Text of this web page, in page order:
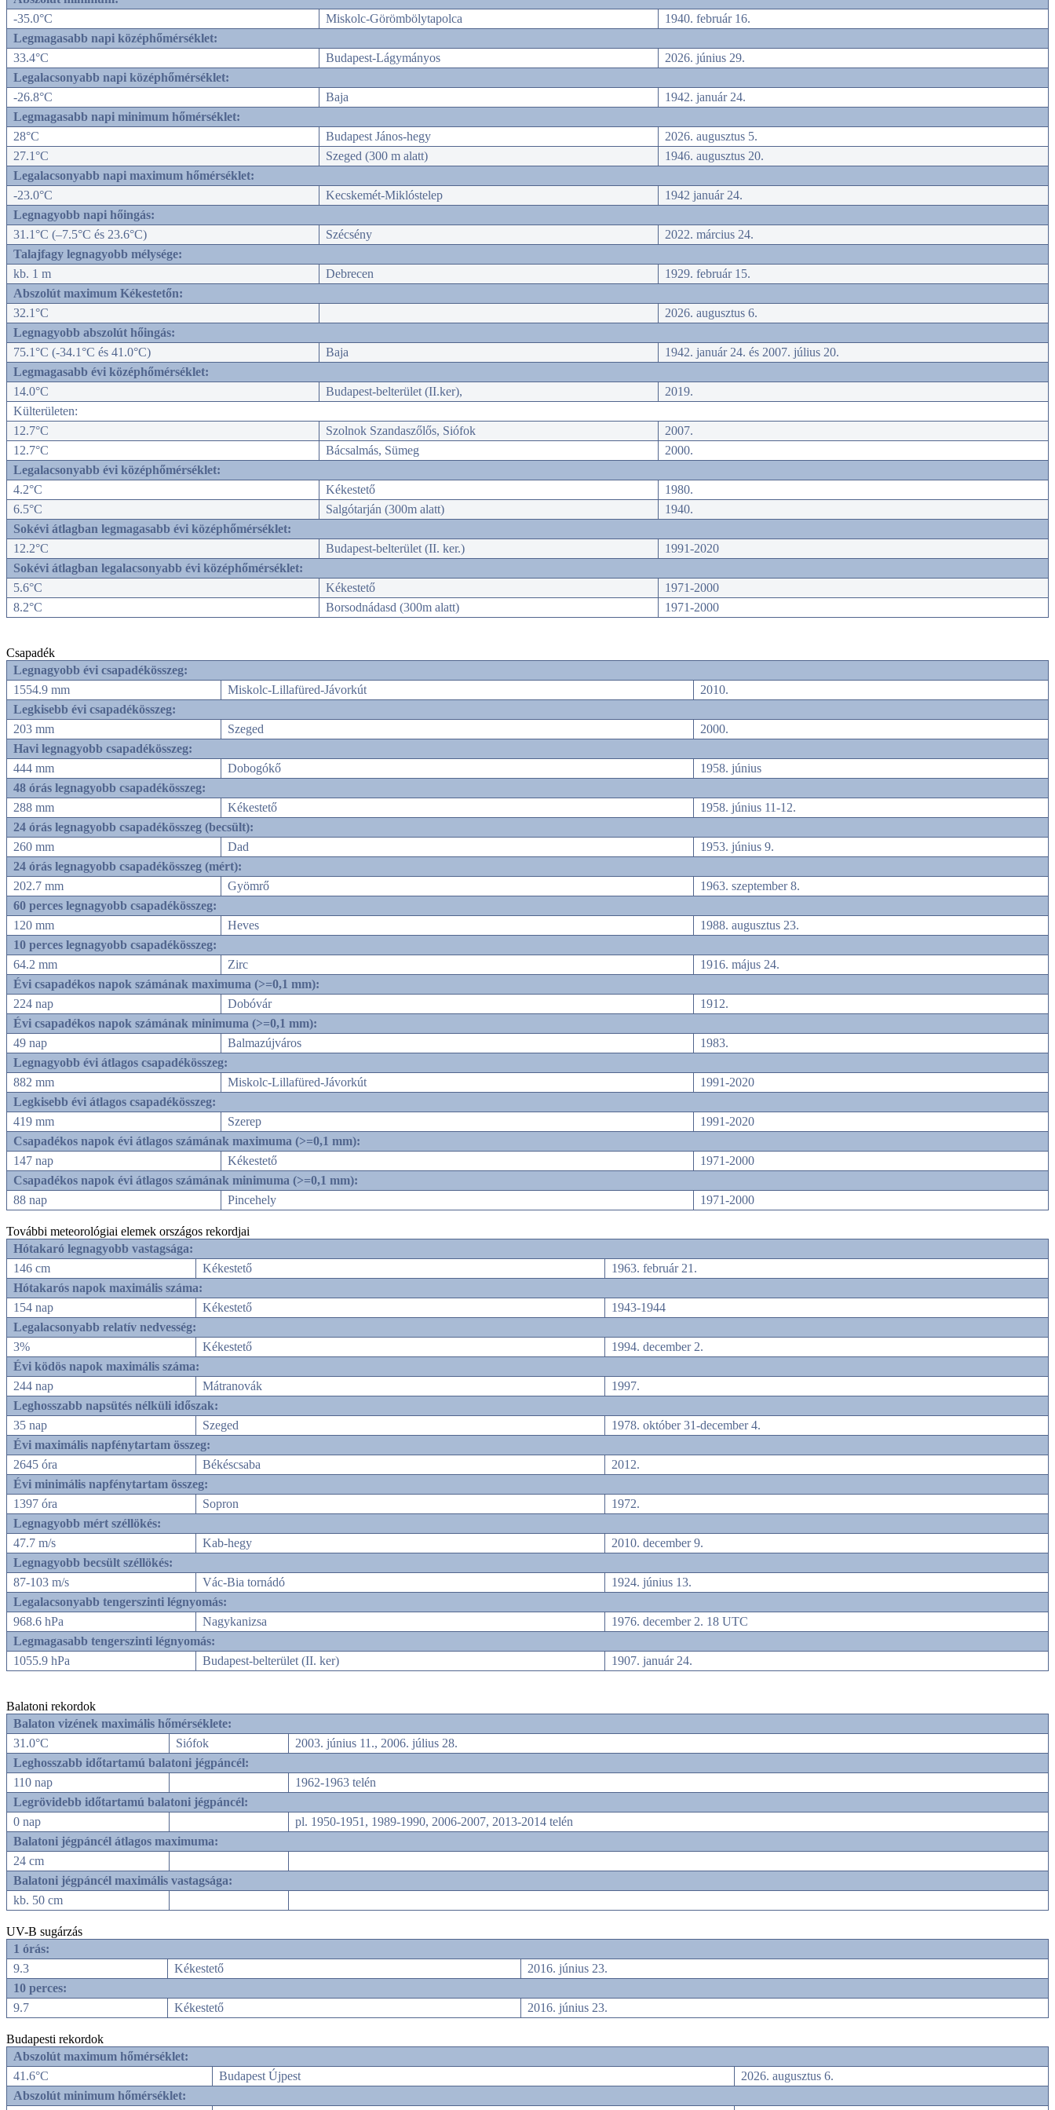
-35.0°C
Miskolc-Görömbölytapolca
1940. február 16.
Legmagasabb napi középhőmérséklet:
33.4°C
Budapest-Lágymányos
2026. június 29.
Legalacsonyabb napi középhőmérséklet:
-26.8°C
Baja
1942. január 24.
Legmagasabb napi minimum hőmérséklet:
28°C
Budapest János-hegy
2026. augusztus 5.
27.1°C
Szeged (300 m alatt)
1946. augusztus 20.
Legalacsonyabb napi maximum hőmérséklet:
-23.0°C
Kecskemét-Miklóstelep
1942 január 24.
Legnagyobb napi hőingás:
31.1°C (–7.5°C és 23.6°C) Szécsény
2022. március 24.
Talajfagy legnagyobb mélysége:
kb. 1 m
Debrecen
1929. február 15.
Abszolút maximum Kékestetőn:
32.1°C
2026. augusztus 6.
Legnagyobb abszolút hőingás:
75.1°C (-34.1°C és 41.0°C)
Baja
1942. január 24. és 2007. július 20.
Legmagasabb évi középhőmérséklet:
14.0°C
Budapest-belterület (II.ker),
2019.
Külterületen:
12.7°C
Szolnok Szandaszőlős, Siófok
2007.
12.7°C
Bácsalmás, Sümeg
2000.
Legalacsonyabb évi középhőmérséklet:
4.2°C
Kékestető
1980.
6.5°C
Salgótarján (300m alatt)
1940.
Sokévi átlagban legmagasabb évi középhőmérséklet:
12.2°C
Budapest-belterület (II. ker.)
1991-2020
Sokévi átlagban legalacsonyabb évi középhőmérséklet:
5.6°C
Kékestető
1971-2000
8.2°C
Borsodnádasd (300m alatt) 1971-2000
Csapadék
Legnagyobb évi csapadékösszeg:
1554.9 mm
Miskolc-Lillafüred-Jávorkút
2010.
Legkisebb évi csapadékösszeg:
203 mm
Szeged
2000.
Havi legnagyobb csapadékösszeg:
444 mm
Dobogókő
1958. június
48 órás legnagyobb csapadékösszeg:
288 mm
Kékestető
1958. június 11-12.
24 órás legnagyobb csapadékösszeg (becsült):
260 mm
Dad
1953. június 9.
24 órás legnagyobb csapadékösszeg (mért):
202.7 mm
Gyömrő
1963. szeptember 8.
60 perces legnagyobb csapadékösszeg:
120 mm
Heves
1988. augusztus 23.
10 perces legnagyobb csapadékösszeg:
64.2 mm
Zirc
1916. május 24.
Évi csapadékos napok számának maximuma (>=0,1 mm):
224 nap
Dobóvár
1912.
Évi csapadékos napok számának minimuma (>=0,1 mm):
49 nap
Balmazújváros
1983.
Legnagyobb évi átlagos csapadékösszeg:
882 mm
Miskolc-Lillafüred-Jávorkút
1991-2020
Legkisebb évi átlagos csapadékösszeg:
419 mm
Szerep
1991-2020
Csapadékos napok évi átlagos számának maximuma (>=0,1 mm):
147 nap
Kékestető
1971-2000
Csapadékos napok évi átlagos számának minimuma (>=0,1 mm):
88 nap
Pincehely 1971-2000
További meteorológiai elemek országos rekordjai
Hótakaró legnagyobb vastagsága:
146 cm
Kékestető
1963. február 21.
Hótakarós napok maximális száma:
154 nap
Kékestető
1943-1944
Legalacsonyabb relatív nedvesség:
3%
Kékestető
1994. december 2.
Évi ködös napok maximális száma:
244 nap
Mátranovák
1997.
Leghosszabb napsütés nélküli időszak:
35 nap
Szeged
1978. október 31-december 4.
Évi maximális napfénytartam összeg:
2645 óra
Békéscsaba
2012.
Évi minimális napfénytartam összeg:
1397 óra
Sopron
1972.
Legnagyobb mért széllökés:
47.7 m/s
Kab-hegy
2010. december 9.
Legnagyobb becsült széllökés:
87-103 m/s
Vác-Bia tornádó
1924. június 13.
Legalacsonyabb tengerszinti légnyomás:
968.6 hPa
Nagykanizsa
1976. december 2. 18 UTC
Legmagasabb tengerszinti légnyomás:
1055.9 hPa
Budapest-belterület (II. ker) 1907. január 24.
Balatoni rekordok
Balaton vizének maximális hőmérséklete:
31.0°C
Siófok
2003. június 11., 2006. július 28.
Leghosszabb időtartamú balatoni jégpáncél:
110 nap
1962-1963 telén
Legrövidebb időtartamú balatoni jégpáncél:
0 nap
pl. 1950-1951, 1989-1990, 2006-2007, 2013-2014 telén
Balatoni jégpáncél átlagos maximuma:
24 cm
Balatoni jégpáncél maximális vastagsága:
kb. 50 cm
UV-B sugárzás
1 órás:
9.3
Kékestető
2016. június 23.
10 perces:
9.7
Kékestető 2016. június 23.
Budapesti rekordok
Abszolút maximum hőmérséklet:
41.6°C
Budapest Újpest
2026. augusztus 6.
Abszolút minimum hőmérséklet: